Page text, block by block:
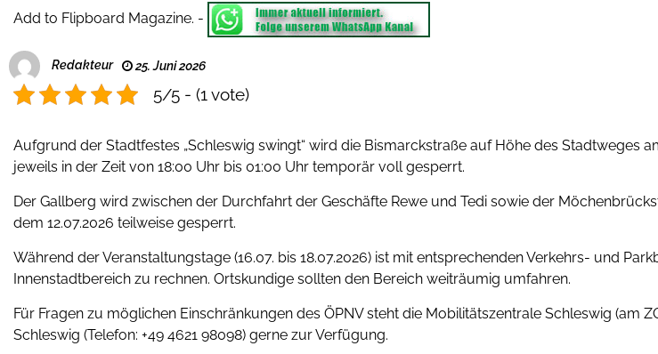
Add to Flipboard Magazine. -
Redakteur 25. Juni 2026
5/5 - (1 vote)
Aufgrund der Stadtfestes „Schleswig swingt“ wird die Bismarckstraße auf Höhe des Stadtweges
jeweils in der Zeit von 18:00 Uhr bis 01:00 Uhr temporär voll gesperrt.
Der Gallberg wird zwischen der Durchfahrt der Geschäfte Rewe und Tedi sowie der
dem 12.07.2026 teilweise gesperrt.
Während der Veranstaltungstage (16.07. bis 18.07.2026) ist mit entsprechenden Verkehrs- und
Innenstadtbereich zu rechnen. Ortskundige sollten den Bereich weiträumig umfahren.
Für Fragen zu möglichen Einschränkungen des ÖPNV steht die Mobilitätszentrale Schleswig (am
Schleswig (Telefon: +49 4621 98098) gerne zur Verfügung.